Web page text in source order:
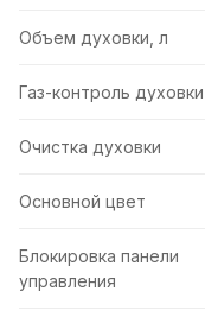
Объем духовки, л
Газ-контроль духовки
Очистка духовки
Основной цвет
Блокировка панели
управления